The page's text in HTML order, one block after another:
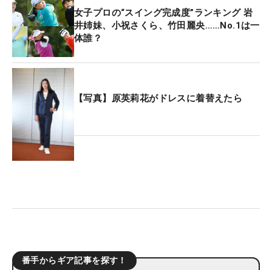
女子プロの“スイング完成度”ランキング 岩
井姉妹、小祝さくら、竹田麗央……No.1は一
体誰？
【写真】原英莉花がドレスに着替えたら
番手からギア記事を探す！